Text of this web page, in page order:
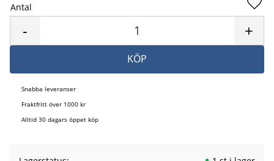
Antal
+
-
KÖP
Snabba leveranser
Fraktfritt över 1000 kr
Alltid 30 dagars öppet köp